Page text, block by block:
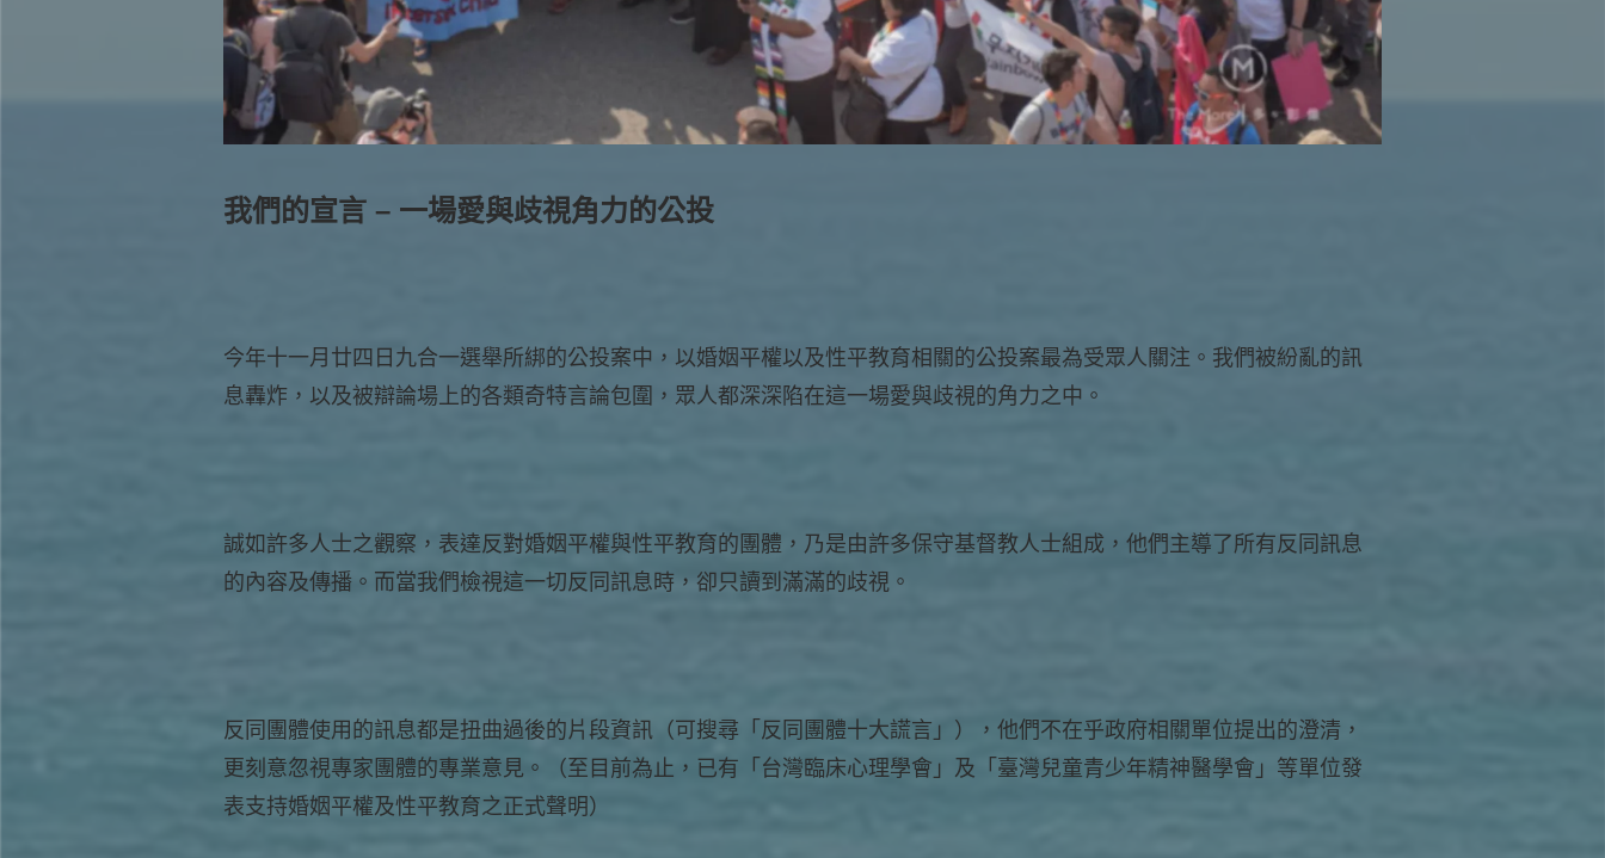
我們的宣言 – 一場愛與歧視角力的公投
今年十一月廿四日九合一選舉所綁的公投案中，以婚姻平權以及性平教育相關的公投案最為受眾人關注。我們被紛亂的訊
息轟炸，以及被辯論場上的各類奇特言論包圍，眾人都深深陷在這一場愛與歧視的角力之中。
誠如許多人士之觀察，表達反對婚姻平權與性平教育的團體，乃是由許多保守基督教人士組成，他們主導了所有反同訊息
的內容及傳播。而當我們檢視這一切反同訊息時，卻只讀到滿滿的歧視。
反同團體使用的訊息都是扭曲過後的片段資訊（可搜尋「反同團體十大謊言」），他們不在乎政府相關單位提出的澄清，
更刻意忽視專家團體的專業意見。（至目前為止，已有「台灣臨床心理學會」及「臺灣兒童青少年精神醫學會」等單位發
表支持婚姻平權及性平教育之正式聲明）